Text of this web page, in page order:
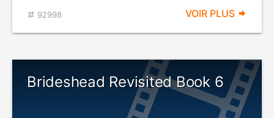
92998 VOIR PLUS
Brideshead Revisited Book 6